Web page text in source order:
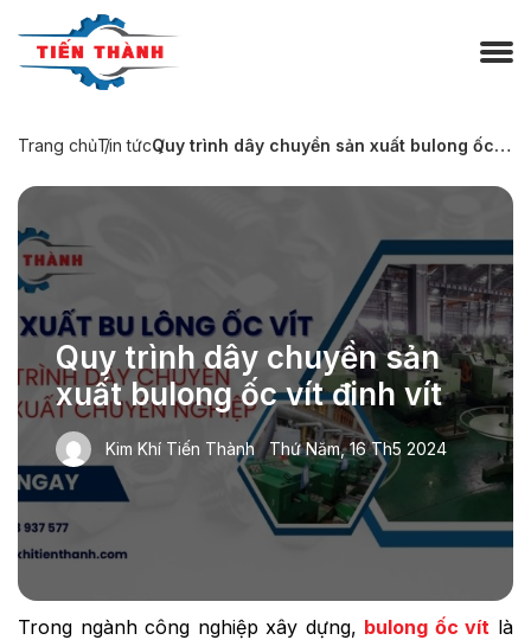
Trang chủTin tức Quy trình dây chuyền sản xuất bulong ốc vít đinh vít
Quy trình dây chuyền sản
xuất bulong ốc vít đinh vít
Kim Khí Tiến Thành Thứ Năm, 16 Th5 2024
Trong ngành công nghiệp xây dựng, bulong ốc vít là